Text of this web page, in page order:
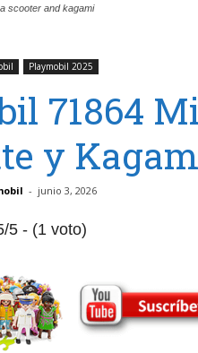
scooter and kagami
Playmobil 2025
71864
y
- junio 3, 2026
5 - (1 voto)